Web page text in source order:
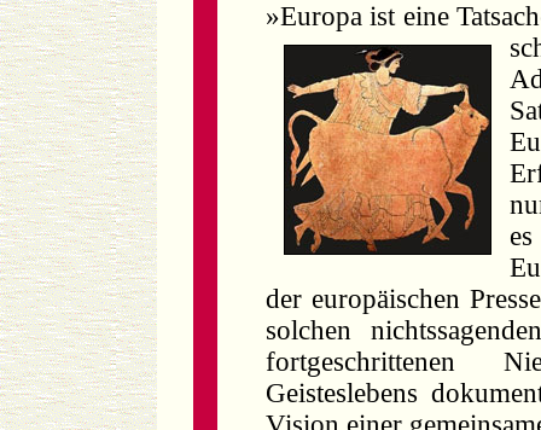
»Europa ist eine
der europäischen
solchen
fortgeschrittenen
Geisteslebens